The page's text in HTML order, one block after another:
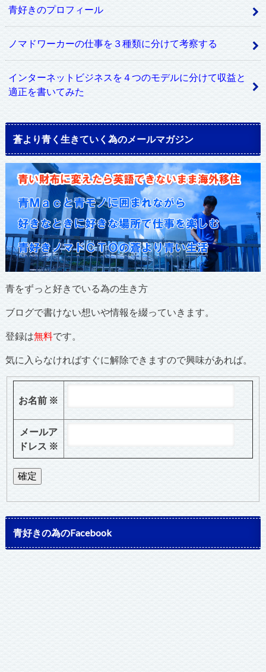
青好きのプロフィール
ノマドワーカーの仕事を３種類に分けて考察する
インターネットビジネスを４つのモデルに分けて収益と
適正を書いてみた
蒼より青く生きていく為のメールマガジン
青をずっと好きでいる為の生き方
ブログで書けない想いや情報を綴っていきます。
登録は無料です。
気に入らなければすぐに解除できますので興味があれば。
お名前 ※
メールア
ドレス ※
青好きの為のFacebook